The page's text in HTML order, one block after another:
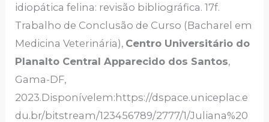
idiopática felina: revisão bibliográfica. 17f.
Trabalho de Conclusão de Curso (Bacharel em
Medicina Veterinária), Centro Universitário do
Planalto Central Apparecido dos Santos,
Gama-DF,
2023.Disponívelem:https://dspace.uniceplac.e
du.br/bitstream/123456789/2777/1/Juliana%20